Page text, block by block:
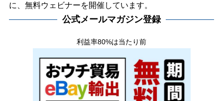
に、無料ウェビナーを開催しています。
公式メールマガジン登録
利益率80%は当たり前